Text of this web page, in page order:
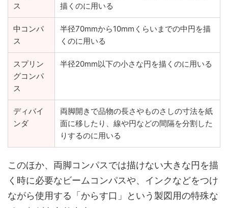
ス
描くのに用いる
中コンパ
ス
半径70mmから10mmくらいまでの中円を描
くのに用いる
スプリン
グコンパ
ス
半径20mm以下の小さな円を描くのに用いる
ディバイ
ンダ
両脚開きで品物の長さやものさしの寸法を紙
面に移したり、線や円などの間隔を分割した
りするのに用いる
このほか、両脚コンパスでは描けない大きな円を描
く時に必要なビームコンパスや、インクなどをつけ
ながら使用する「からす口」という製図用の特殊な